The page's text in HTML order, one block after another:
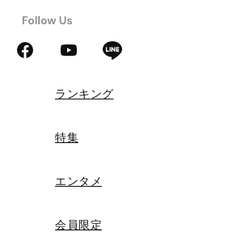
ランキング
特集
エンタメ
会員限定